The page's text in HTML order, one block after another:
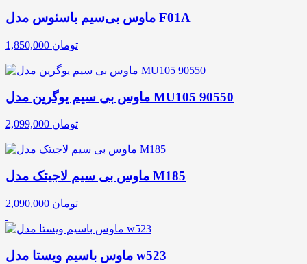
ماوس بی‌سیم باسئوس مدل F01A
1,850,000 تومان
ماوس بی سیم یوگرین مدل MU105 90550
2,099,000 تومان
ماوس بی سیم لاجیتک مدل M185
2,090,000 تومان
ماوس باسیم ویستا مدل w523